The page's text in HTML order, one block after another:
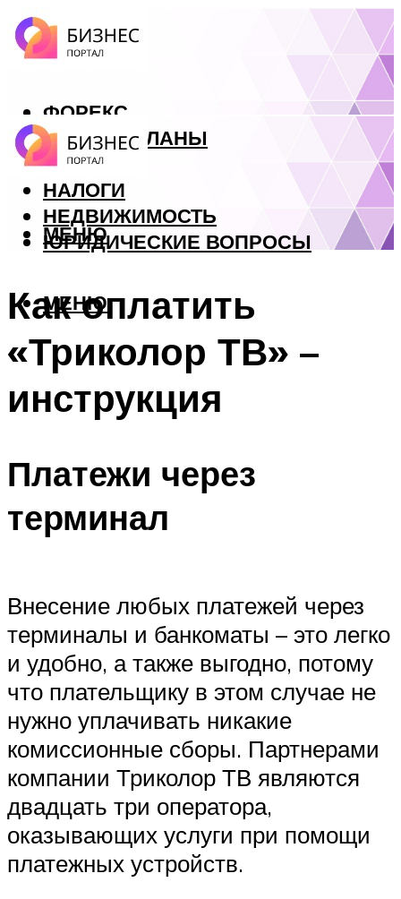
ФОРЕКС
БИЗНЕС ПЛАНЫ
КРЕДИТЫ
НАЛОГИ
НЕДВИЖИМОСТЬ
ЮРИДИЧЕСКИЕ ВОПРОСЫ
МЕНЮ
МЕНЮ
Как оплатить
«Триколор ТВ» –
инструкция
Платежи через
терминал
Внесение любых платежей через
терминалы и банкоматы – это легко
и удобно, а также выгодно, потому
что плательщику в этом случае не
нужно уплачивать никакие
комиссионные сборы. Партнерами
компании Триколор ТВ являются
двадцать три оператора,
оказывающих услуги при помощи
платежных устройств.